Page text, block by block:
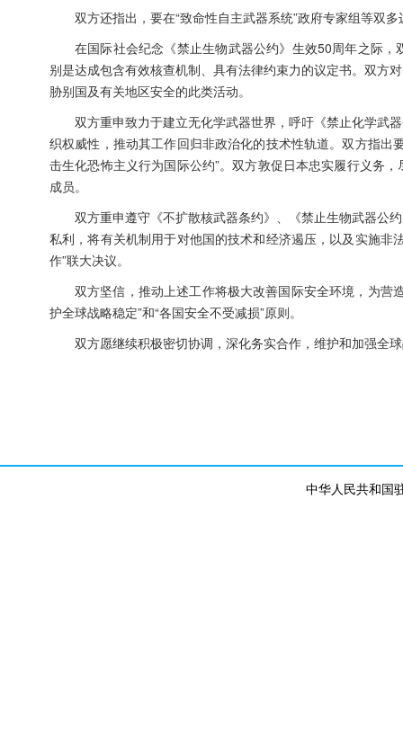
双方还指出，要在“致命性自主武器系统”政府专家组等双
在国际社会纪念《禁止生物武器公约》生效50周年之际
别是达成包含有效核查机制、具有法律约束力的议定书。双方
胁别国及有关地区安全的此类活动。
双方重申致力于建立无化学武器世界，呼吁《禁止化学武
织权威性，推动其工作回归非政治化的技术性轨道。双方指
击生化恐怖主义行为国际公约”。双方敦促日本忠实履行义务
成员。
双方重申遵守《不扩散核武器条约》、《禁止生物武器公
私利，将有关机制用于对他国的技术和经济遏压，以及实施
作”联大决议。
双方坚信，推动上述工作将极大改善国际安全环境，为营
护全球战略稳定”和“各国安全不受减损”原则。
双方愿继续积极密切协调，深化务实合作，维护和加强全
中华人民共和国